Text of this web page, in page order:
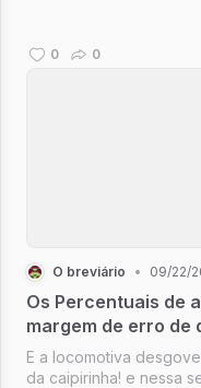
0 0
O breviário • 09/22/
Os Percentuais de
margem de erro de
mais ou para
E a locomotiva
da caipirinha! e nessa